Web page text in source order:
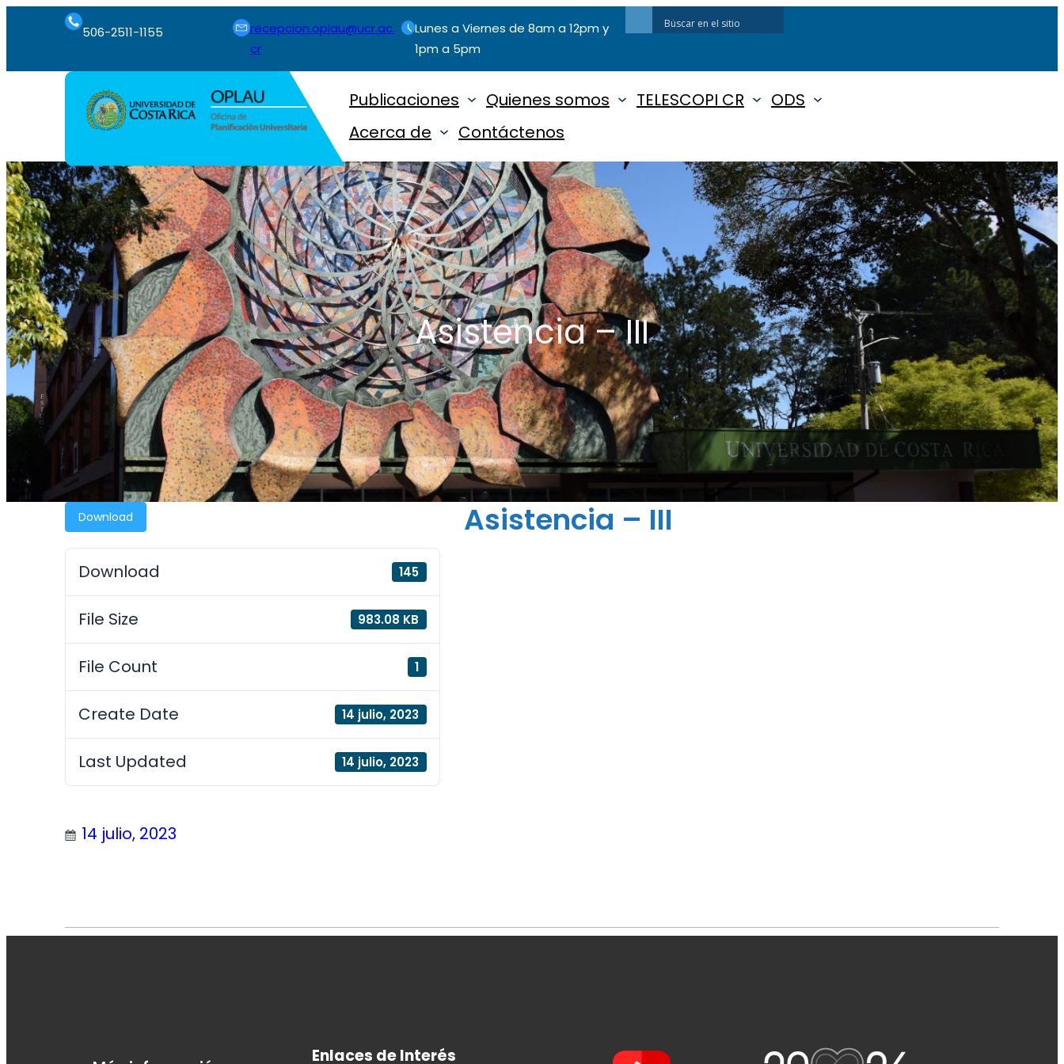
506-2511-1155
recepcion.oplau@ucr.ac.
cr
Lunes a Viernes de 8am a 12pm y
1pm a 5pm
Publicaciones Quienes somos TELESCOPI CR
ODS
Acerca de
Contáctenos
Asistencia – III
Download
Download 145
File Size 983.08 KB
File Count 1
Create Date 14 julio, 2023
Last Updated 14 julio, 2023
Asistencia – III
14 julio, 2023
Enlaces de Interés